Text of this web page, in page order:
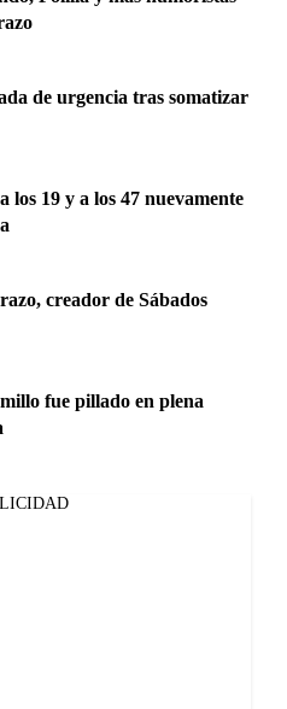
de urgencia tras somatizar
los 19 y a los 47 nuevamente
creador de Sábados
fue pillado en plena